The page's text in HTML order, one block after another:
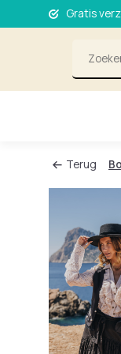
Gratis
Terug